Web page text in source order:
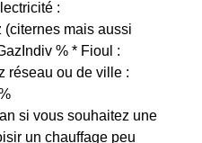
:
(citernes mais aussi
% * Fioul :
réseau ou de ville :
si vous souhaitez une
un chauffage peu